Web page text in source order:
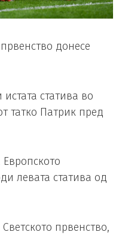
донесе
статива во
татко Патрик пред
левата статива од
првенство,